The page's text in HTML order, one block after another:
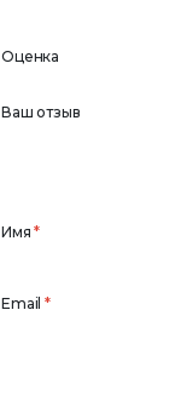
Оценка
Ваш отзыв
Имя*
Email*